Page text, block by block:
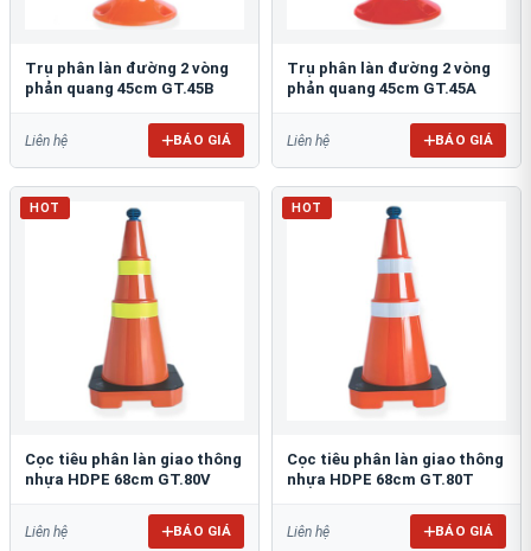
Trụ phân làn đường 2 vòng
phản quang 45cm GT.45B
Liên hệ BÁO GIÁ
Trụ phân làn đường 2 vòng
phản quang 45cm GT.45A
Liên hệ BÁO GIÁ
HOT
Cọc tiêu phân làn giao thông
nhựa HDPE 68cm GT.80V
Liên hệ BÁO GIÁ
HOT
Cọc tiêu phân làn giao thông
nhựa HDPE 68cm GT.80T
Liên hệ BÁO GIÁ